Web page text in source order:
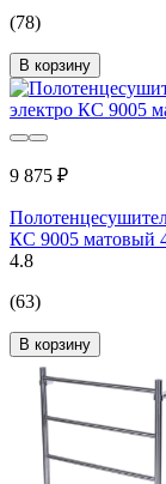
(78)
В корзину
9 875 ₽
КС 9005 матовый
4.8
(63)
В корзину